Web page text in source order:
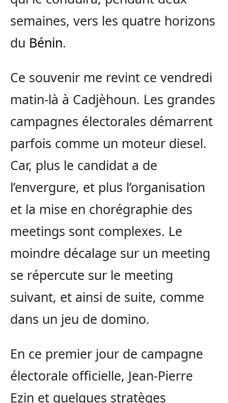
semaines, vers les quatre horizons
du Bénin.
Ce souvenir me revint ce vendredi
matin-là à Cadjèhoun. Les grandes
campagnes électorales démarrent
parfois comme un moteur diesel.
Car, plus le candidat a de
l’envergure, et plus l’organisation
et la mise en chorégraphie des
meetings sont complexes. Le
moindre décalage sur un meeting
se répercute sur le meeting
suivant, et ainsi de suite, comme
dans un jeu de domino.
En ce premier jour de campagne
électorale officielle, Jean-Pierre
Ezin et quelques stratèges